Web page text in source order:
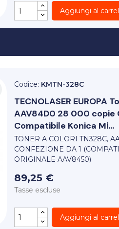
Aggiungi al
Codice: KMTN-328C
TECNOLASER EUROPA
AAV84D0 28 000 copie
Compatibile Konica Mi...
TONER A COLORI TN328C,
CONFEZIONE DA 1
ORIGINALE AAV8450)
89,25 €
Tasse escluse
Aggiungi al